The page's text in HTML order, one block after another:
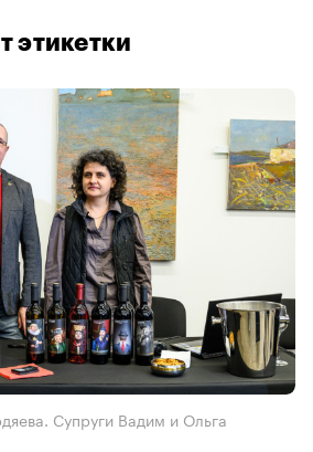
этикетки
Супруги Вадим и Ольга